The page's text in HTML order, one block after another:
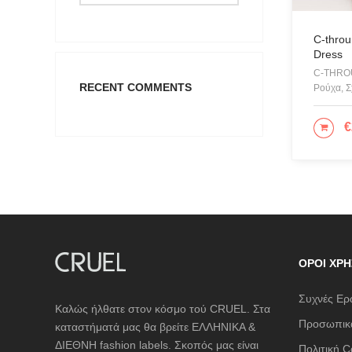
C-
Dress
C-
Ρούχα,
€
RECENT COMMENTS
Καλώς ήλθατε στον κόσμο τού CRUEL. Στα
καταστήματά μας θα βρείτε ΕΛΛΗΝΙΚΑ &
ΔΙΕΘΝΗ fashion labels. Σκοπός μας είναι
ΌΡΟΙ
Συχνές
Πολιτική